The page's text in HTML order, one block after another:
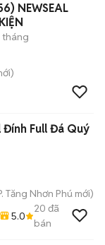
NEWSEAL
tháng
Đính Full Đá Quý
Tăng Nhơn Phú mới)
5.0
20 đã
bán